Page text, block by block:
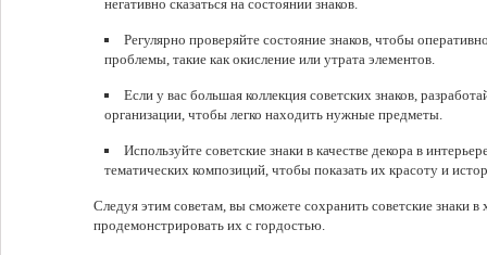
негативно сказаться на состоянии знаков.
Регулярно проверяйте состояние знаков, чтобы
проблемы, такие как окисление или утрата элементов.
Если у вас большая коллекция советских знаков,
организации, чтобы легко находить нужные предметы.
Используйте советские знаки в качестве декора в
тематических композиций, чтобы показать их красоту и
Следуя этим советам, вы сможете сохранить советские знаки
продемонстрировать их с гордостью.